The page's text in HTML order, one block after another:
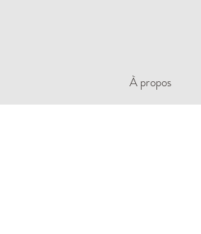
À propos